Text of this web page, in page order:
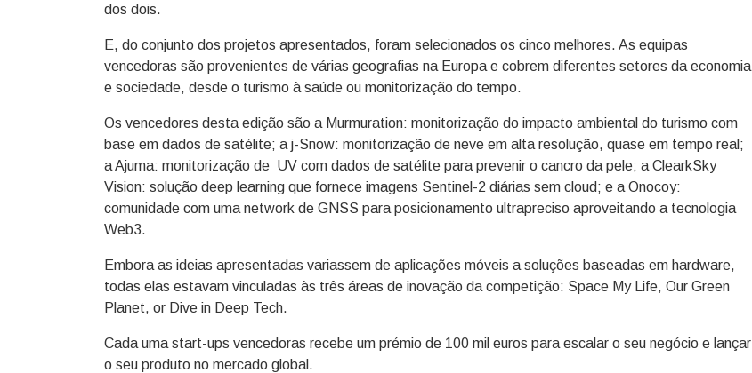
dos dois.
E, do conjunto dos projetos apresentados, foram selecionados os cinco melhores. As equipas
vencedoras são provenientes de várias geografias na Europa e cobrem diferentes setores da economia
e sociedade, desde o turismo à saúde ou monitorização do tempo.
Os vencedores desta edição são a Murmuration: monitorização do impacto ambiental do turismo com
base em dados de satélite; a j-Snow: monitorização de neve em alta resolução, quase em tempo real;
a Ajuma: monitorização de UV com dados de satélite para prevenir o cancro da pele; a ClearkSky
Vision: solução deep learning que fornece imagens Sentinel-2 diárias sem cloud; e a Onocoy:
comunidade com uma network de GNSS para posicionamento ultrapreciso aproveitando a tecnologia
Web3.
Embora as ideias apresentadas variassem de aplicações móveis a soluções baseadas em hardware,
todas elas estavam vinculadas às três áreas de inovação da competição: Space My Life, Our Green
Planet, or Dive in Deep Tech.
Cada uma start-ups vencedoras recebe um prémio de 100 mil euros para escalar o seu negócio e lançar
o seu produto no mercado global.